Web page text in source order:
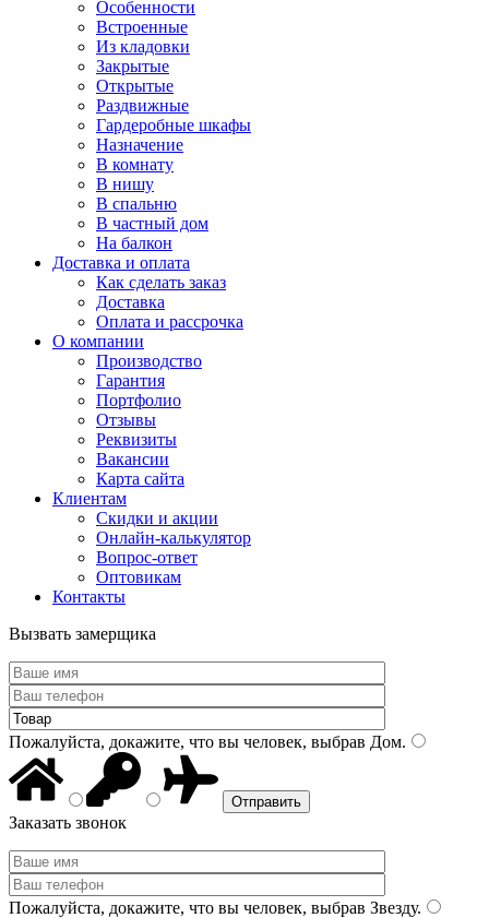
Особенности
Встроенные
Из кладовки
Закрытые
Открытые
Раздвижные
Гардеробные шкафы
Назначение
В комнату
В нишу
В спальню
В частный дом
На балкон
Доставка и оплата
Как сделать заказ
Доставка
Оплата и рассрочка
О компании
Производство
Гарантия
Портфолио
Отзывы
Реквизиты
Вакансии
Карта сайта
Клиентам
Скидки и акции
Онлайн-калькулятор
Вопрос-ответ
Оптовикам
Контакты
Вызвать замерщика
Пожалуйста, докажите, что вы человек, выбрав Дом.
Заказать звонок
Пожалуйста, докажите, что вы человек, выбрав Звезду.